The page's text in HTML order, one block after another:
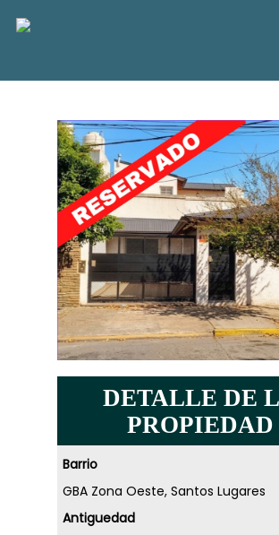
DETALLE DE
PROPIEDAD
Barrio
GBA Zona Oeste, Santos Lugares
Antiguedad